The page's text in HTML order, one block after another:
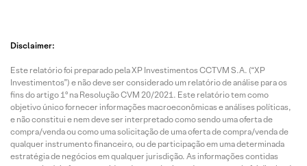
Disclaimer:
Este relatório foi preparado pela XP Investimentos CCTVM S.A. (“XP
Investimentos”) e não deve ser considerado um relatório de análise para os
fins do artigo 1º na Resolução CVM 20/2021. Este relatório tem como
objetivo único fornecer informações macroeconômicas e análises políticas,
e não constitui e nem deve ser interpretado como sendo uma oferta de
compra/venda ou como uma solicitação de uma oferta de compra/venda de
qualquer instrumento financeiro, ou de participação em uma determinada
estratégia de negócios em qualquer jurisdição. As informações contidas